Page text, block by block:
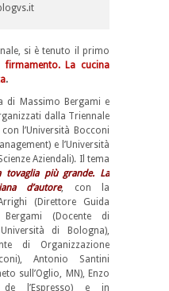
si è tenuto il primo
firmamento. La cucina
.
di Massimo Bergami e
dalla Triennale
l’Università Bocconi
e l’Università
Aziendali). Il tema
tovaglia più grande. La
d’autore, con la
(Direttore Guida
(Docente di
di Bologna),
di Organizzazione
Antonio Santini
sull’Oglio, MN), Enzo
l’Espresso) e in